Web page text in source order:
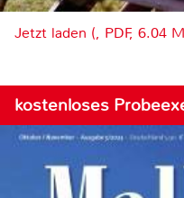
Jetzt laden (, PDF, 6.04
kostenloses